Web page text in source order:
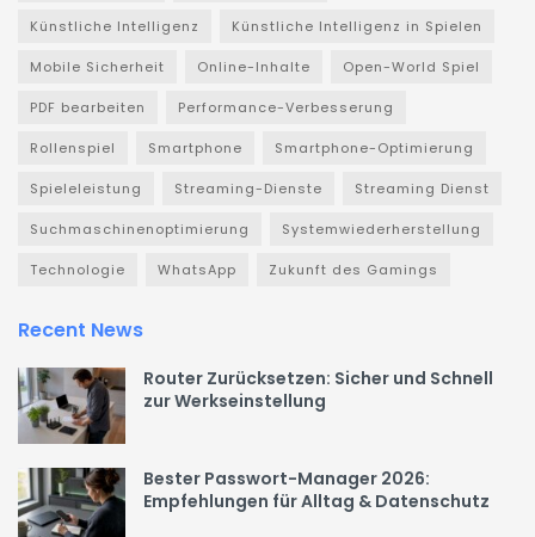
Künstliche Intelligenz Künstliche Intelligenz in Spielen
Mobile Sicherheit Online-Inhalte Open-World Spiel
PDF bearbeiten Performance-Verbesserung
Rollenspiel Smartphone Smartphone-Optimierung
Spieleleistung Streaming-Dienste Streaming Dienst
Suchmaschinenoptimierung Systemwiederherstellung
Technologie WhatsApp Zukunft des Gamings
Recent News
Router Zurücksetzen: Sicher und Schnell
zur Werkseinstellung
Bester Passwort-Manager 2026:
Empfehlungen für Alltag & Datenschutz